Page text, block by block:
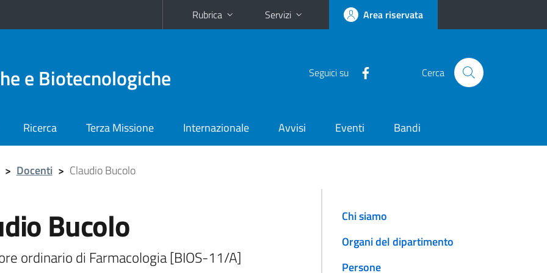
Rubrica Servizi Area riservata
e Biotecnologiche Seguici su Cerca
Ricerca Terza Missione Internazionale Avvisi Eventi Bandi
> Docenti > Claudio Bucolo
Bucolo
ordinario di Farmacologia [BIOS-11/A]
Chi siamo
Organi del dipartimento
Persone